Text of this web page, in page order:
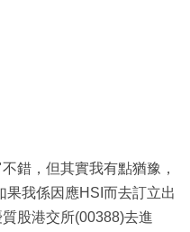
錯，但其實我有點猶豫，
果我係因應HSI而去訂立出
股港交所(00388)去進